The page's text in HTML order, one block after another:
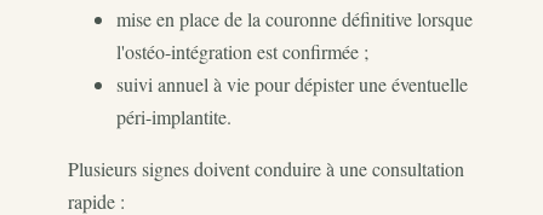
mise en place de la couronne définitive lorsque
l'ostéo-intégration est confirmée ;
suivi annuel à vie pour dépister une éventuelle
péri-implantite.
Plusieurs signes doivent conduire à une consultation
rapide :